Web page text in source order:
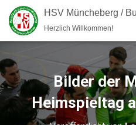
HSV Müncheberg /
Herzlich Willkommen!
Bilder der
Heimspieltag